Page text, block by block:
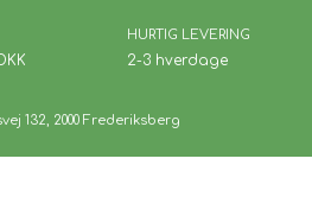
HURTIG LEVERING
2-3 hverdage
132, 2000 Frederiksberg